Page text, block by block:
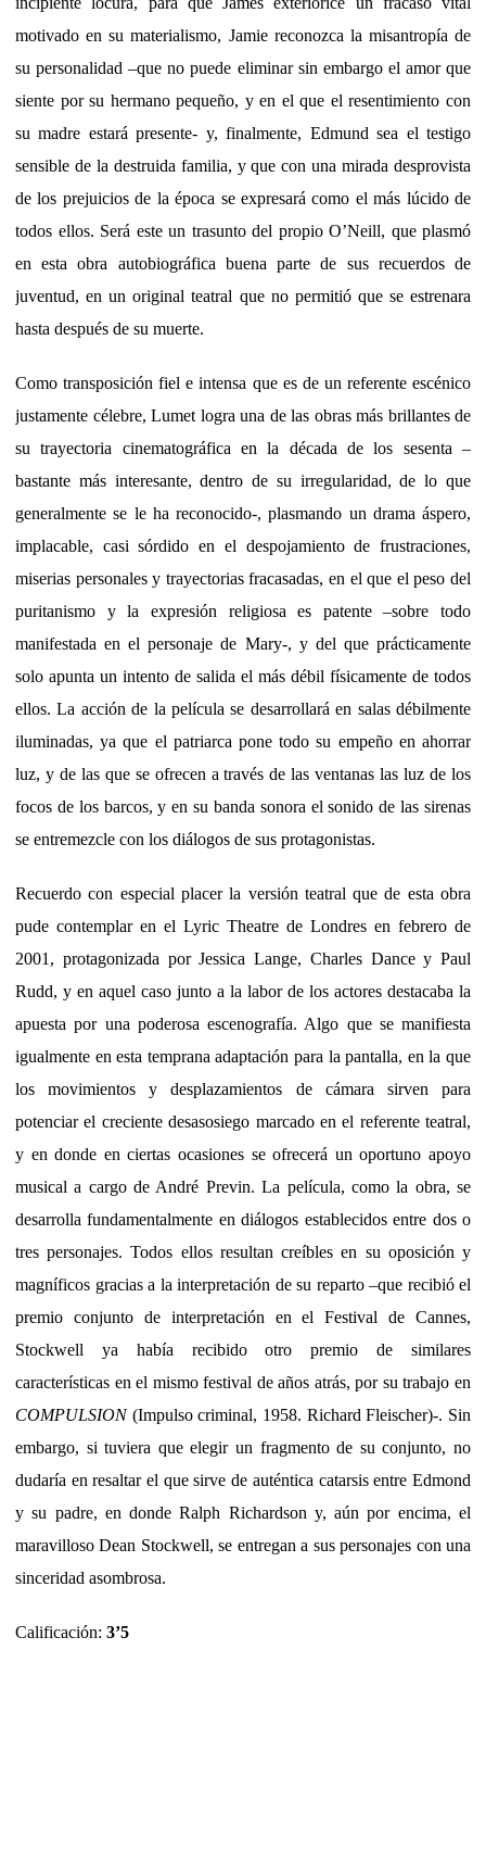
motivado en su materialismo, Jamie reconozca la misantropía de
su personalidad –que no puede eliminar sin embargo el amor que
siente por su hermano pequeño, y en el que el resentimiento con
su madre estará presente- y, finalmente, Edmund sea el testigo
sensible de la destruida familia, y que con una mirada desprovista
de los prejuicios de la época se expresará como el más lúcido de
todos ellos. Será este un trasunto del propio O’Neill, que plasmó
en esta obra autobiográfica buena parte de sus recuerdos de
juventud, en un original teatral que no permitió que se estrenara
hasta después de su muerte.
Como transposición fiel e intensa que es de un referente escénico
justamente célebre, Lumet logra una de las obras más brillantes de
su trayectoria cinematográfica en la década de los sesenta –
bastante más interesante, dentro de su irregularidad, de lo que
generalmente se le ha reconocido-, plasmando un drama áspero,
implacable, casi sórdido en el despojamiento de frustraciones,
miserias personales y trayectorias fracasadas, en el que el peso del
puritanismo y la expresión religiosa es patente –sobre todo
manifestada en el personaje de Mary-, y del que prácticamente
solo apunta un intento de salida el más débil físicamente de todos
ellos. La acción de la película se desarrollará en salas débilmente
iluminadas, ya que el patriarca pone todo su empeño en ahorrar
luz, y de las que se ofrecen a través de las ventanas las luz de los
focos de los barcos, y en su banda sonora el sonido de las sirenas
se entremezcle con los diálogos de sus protagonistas.
Recuerdo con especial placer la versión teatral que de esta obra
pude contemplar en el Lyric Theatre de Londres en febrero de
2001, protagonizada por Jessica Lange, Charles Dance y Paul
Rudd, y en aquel caso junto a la labor de los actores destacaba la
apuesta por una poderosa escenografía. Algo que se manifiesta
igualmente en esta temprana adaptación para la pantalla, en la que
los movimientos y desplazamientos de cámara sirven para
potenciar el creciente desasosiego marcado en el referente teatral,
y en donde en ciertas ocasiones se ofrecerá un oportuno apoyo
musical a cargo de André Previn. La película, como la obra, se
desarrolla fundamentalmente en diálogos establecidos entre dos o
tres personajes. Todos ellos resultan creíbles en su oposición y
magníficos gracias a la interpretación de su reparto –que recibió el
premio conjunto de interpretación en el Festival de Cannes,
Stockwell ya había recibido otro premio de similares
características en el mismo festival de años atrás, por su trabajo en
COMPULSION(Impulso criminal, 1958. Richard Fleischer)-. Sin
embargo, si tuviera que elegir un fragmento de su conjunto, no
dudaría en resaltar el que sirve de auténtica catarsis entre Edmond
y su padre, en donde Ralph Richardson y, aún por encima, el
maravilloso Dean Stockwell, se entregan a sus personajes con una
sinceridad asombrosa.
Calificación: 3’5